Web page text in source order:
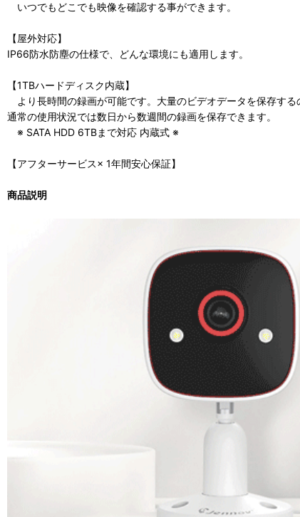
いつでもどこでも映像を確認する事ができます。
【屋外対応】
IP66防水防塵の仕様で、どんな環境にも適用します。
【1TBハードディスク内蔵】
より長時間の録画が可能です。大量のビデオデータを保存する
通常の使用状況では数日から数週間の録画を保存できます。
※ SATA HDD 6TBまで対応 内蔵式 ※
【アフターサービス× 1年間安心保証】
商品説明